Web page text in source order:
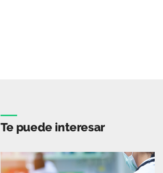
Te puede interesar